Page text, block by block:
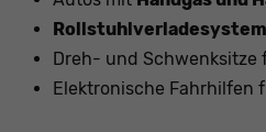
Dreh- und Schwenksitze
Elektronische Fahrhilfen